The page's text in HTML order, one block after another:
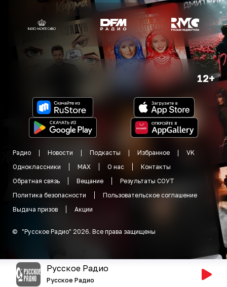
12+
Радио Новости Подкасты Избранное
VK
Одноклассники
MAX О нас
Контакты
Обратная связь
Вещание
Результаты СОУТ
Политика безопасности
Пользовательское соглашение
Выдача призов
Акции
© "Русское Радио" 2026. Все права защищены
Русское Радио
Русское Радио